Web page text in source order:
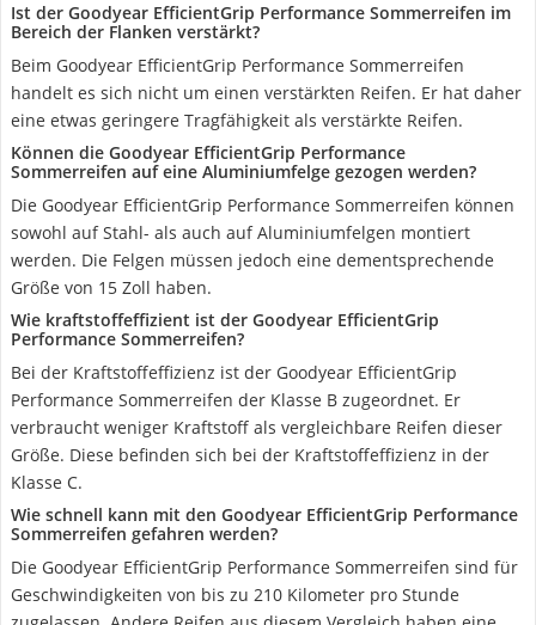
Ist der Goodyear EfficientGrip Performance Sommerreifen im
Bereich der Flanken verstärkt?
Beim Goodyear EfficientGrip Performance Sommerreifen
handelt es sich nicht um einen verstärkten Reifen. Er hat daher
eine etwas geringere Tragfähigkeit als verstärkte Reifen.
Können die Goodyear EfficientGrip Performance
Sommerreifen auf eine Aluminiumfelge gezogen werden?
Die Goodyear EfficientGrip Performance Sommerreifen können
sowohl auf Stahl- als auch auf Aluminiumfelgen montiert
werden. Die Felgen müssen jedoch eine dementsprechende
Größe von 15 Zoll haben.
Wie kraftstoffeffizient ist der Goodyear EfficientGrip
Performance Sommerreifen?
Bei der Kraftstoffeffizienz ist der Goodyear EfficientGrip
Performance Sommerreifen der Klasse B zugeordnet. Er
verbraucht weniger Kraftstoff als vergleichbare Reifen dieser
Größe. Diese befinden sich bei der Kraftstoffeffizienz in der
Klasse C.
Wie schnell kann mit den Goodyear EfficientGrip Performance
Sommerreifen gefahren werden?
Die Goodyear EfficientGrip Performance Sommerreifen sind für
Geschwindigkeiten von bis zu 210 Kilometer pro Stunde